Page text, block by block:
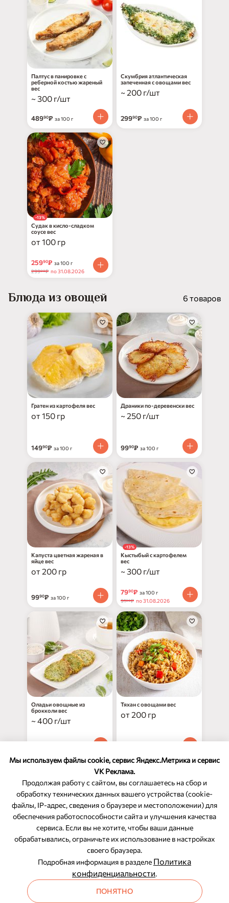
Мы используем файлы cookie, сервис Яндекс.Метрика и сервис
VK Реклама.
Продолжая работу с сайтом, вы соглашаетесь на сбор и
обработку технических данных вашего устройства (cookie-
файлы, IP-адрес, сведения о браузере и местоположении) для
обеспечения работоспособности сайта и улучшения качества
сервиса. Если вы не хотите, чтобы ваши данные
обрабатывались, ограничьте их использование в настройках
своего браузера.
Подробная информация в разделе Политика
конфиденциальности.
ПОНЯТНО
Палтус в панировке с
реберной костью жареный
вес
~ 300 г/шт
48990₽ за 100 г
Скумбрия атлантическая
запеченная с овощами вес
~ 200 г/шт
29990₽ за 100 г
-13%
Судак в кисло-сладком
соусе вес
от 100 гр
25990₽ за 100 г
29900₽ по 31.08.2026
Блюда из овощей 6 товаров
Гратен из картофеля вес
от 150 гр
14990₽ за 100 г
Драники по-деревенски вес
~ 250 г/шт
9990₽ за 100 г
Капуста цветная жареная в
яйце вес
от 200 гр
9990₽ за 100 г
-13%
Кыстыбый с картофелем
вес
~ 300 г/шт
7990₽ за 100 г
9100₽ по 31.08.2026
Оладьи овощные из
брокколи вес
~ 400 г/шт
Тяхан с овощами вес
от 200 гр
ОБРАТНАЯ СВЯЗЬ
8-800-350-46-10
Служба поддержки